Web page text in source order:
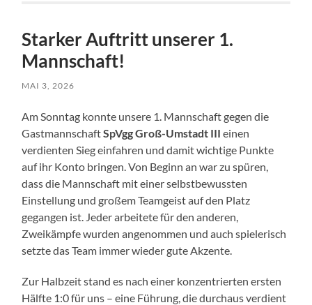
Starker Auftritt unserer 1.
Mannschaft!
MAI 3, 2026
Am Sonntag konnte unsere 1. Mannschaft gegen die
GastmannschaftSpVgg Groß-Umstadt III einen
verdienten Sieg einfahren und damit wichtige Punkte
auf ihr Konto bringen. Von Beginn an war zu spüren,
dass die Mannschaft mit einer selbstbewussten
Einstellung und großem Teamgeist auf den Platz
gegangen ist. Jeder arbeitete für den anderen,
Zweikämpfe wurden angenommen und auch spielerisch
setzte das Team immer wieder gute Akzente.
Zur Halbzeit stand es nach einer konzentrierten ersten
Hälfte 1:0 für uns – eine Führung, die durchaus verdient